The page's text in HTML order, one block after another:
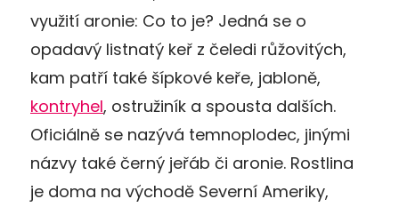
využití aronie: Co to je? Jedná se o
opadavý listnatý keř z čeledi růžovitých,
kam patří také šípkové keře, jabloně,
kontryhel, ostružiník a spousta dalších.
Oficiálně se nazývá temnoplodec, jinými
názvy také černý jeřáb či aronie. Rostlina
je doma na východě Severní Ameriky,